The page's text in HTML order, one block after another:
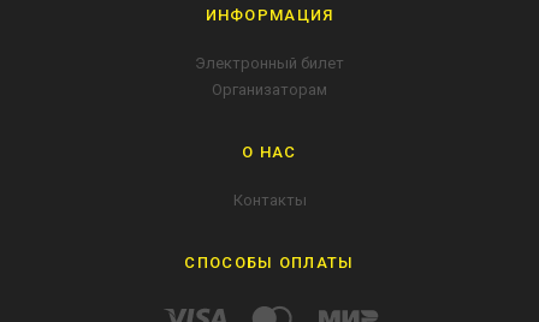
ИНФОРМАЦИЯ
Электронный билет
Организаторам
О НАС
Контакты
СПОСОБЫ ОПЛАТЫ